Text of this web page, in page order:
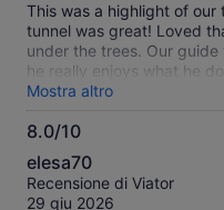
This was a highlight of
tunnel was great! Loved
under the trees. Our
he really enjoys what he
caught a glimpse of a
families. Our teenage son
together, and my husband
experience.
Mostra altro
8.0/10
8.0
su
10
elesa70
Recensione di Viator
29 giu 2026